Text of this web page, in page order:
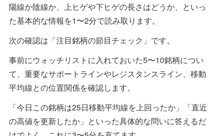
陽線か陰線か、上ヒゲや下ヒゲの長さはどうか、といっ
た基本的な情報を1〜2分で読み取ります。
次の確認は「注目銘柄の節目チェック」です。
事前にウォッチリストに入れておいた5〜10銘柄につい
て、重要なサポートラインやレジスタンスライン、移動
平均線との位置関係を確認します。
「今日この銘柄は25日移動平均線を上回ったか」「直近
の高値を更新したか」といった具体的な問いに答えるだ